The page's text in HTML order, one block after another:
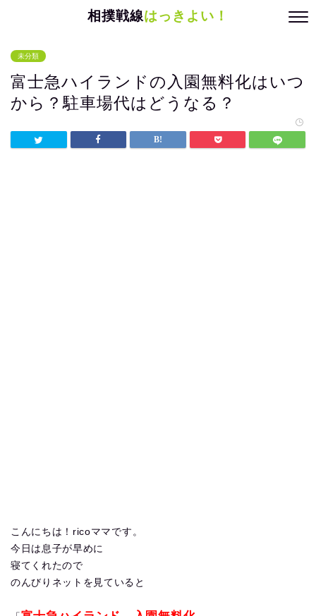
相撲戦線はっきよい！
未分類
富士急ハイランドの入園無料化はいつ
から？駐車場代はどうなる？
こんにちは！ricoママです。
今日は息子が早めに
寝てくれたので
のんびりネットを見ていると